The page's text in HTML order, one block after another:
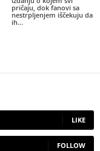
pričaju, dok fanovi sa
nestrpljenjem iščekuju da
ih...
LIKE
FOLLOW